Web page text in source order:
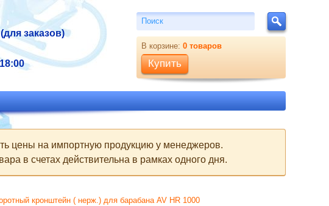
Поиск
цены на импортную продукцию у менеджеров.
в счетах действительна в рамках одного дня.
кронштейн ( нерж.) для барабана AV HR 1000
заказов)
Поиск
В корзине: 0товаров
Купить